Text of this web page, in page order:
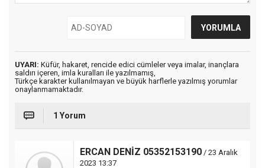
UYARI: Küfür, hakaret, rencide edici cümleler veya imalar, inançlara
saldırı içeren, imla kuralları ile yazılmamış,
Türkçe karakter kullanılmayan ve büyük harflerle yazılmış yorumlar
onaylanmamaktadır.
1 Yorum
ERCAN DENİZ 05352153190 / 23 Aralık
2023 13:37